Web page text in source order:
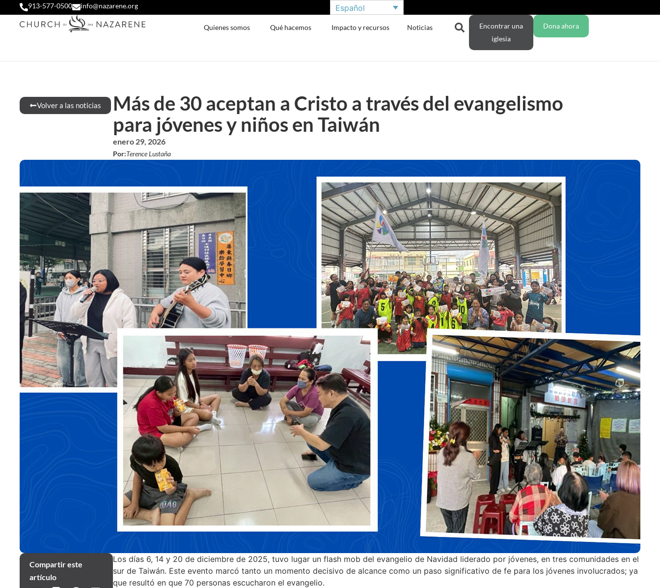
913-577-0500 info@nazarene.org Español
Quienes somos Qué hacemos Impacto y recursos Noticias
Encontrar una
iglesia
Dona ahora
Volver a las noticias
Más de 30 aceptan a Cristo a través del evangelismo
para jóvenes y niños en Taiwán
enero 29, 2026
Por:Terence Lustaña
Compartir este
artículo
Los días 6, 14 y 20 de diciembre de 2025, tuvo lugar un flash mob del evangelio de Navidad liderado por jóvenes, en tres comunidades en el
sur de Taiwán. Este evento marcó tanto un momento decisivo de alcance como un paso significativo de fe para los jóvenes involucrados; ya
que resultó en que 70 personas escucharon el evangelio.